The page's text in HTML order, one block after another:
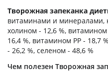
Творожная запеканка
витаминами и минералами,
холином - 12,6 %,
16,4 %, витамином PP - 18,7
- 26,2 %, селеном - 48,6 %
Чем полезен Творожная